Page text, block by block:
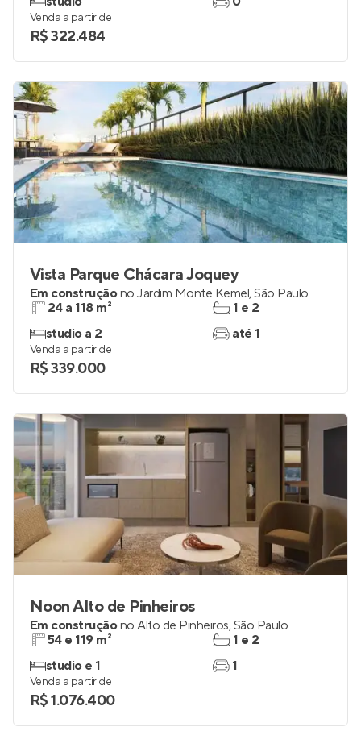
Venda a partir de
R$ 322.484
Vista Parque Chácara Joquey
Em construçãono Jardim Monte Kemel,São Paulo
24 a 118 m²
studio a 2
1 e 2
até 1
Venda a partir de
R$ 339.000
Noon Alto de Pinheiros
Em construçãono Alto de Pinheiros,São Paulo
54 e 119 m²
studio e 1
1 e 2
1
Venda a partir de
R$ 1.076.400